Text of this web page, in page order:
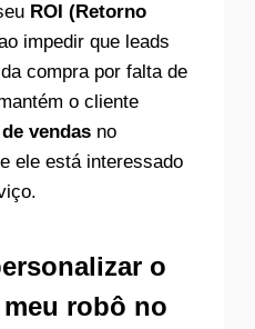
ROI (Retorno
impedir que leads
compra por falta de
o cliente
vendas no
ele está interessado
o
robô no